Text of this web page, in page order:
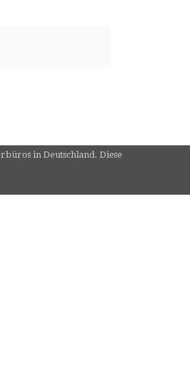
in Deutschland. Diese